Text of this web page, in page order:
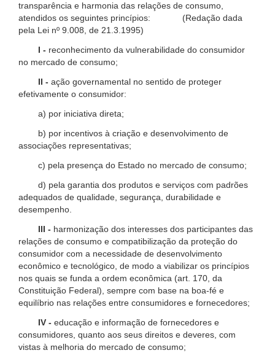
transparência e harmonia das relações de consumo,
atendidos os seguintes princípios: (Redação dada
pela Lei nº 9.008, de 21.3.1995)
I - reconhecimento da vulnerabilidade do consumidor
no mercado de consumo;
II - ação governamental no sentido de proteger
efetivamente o consumidor:
a) por iniciativa direta;
b) por incentivos à criação e desenvolvimento de
associações representativas;
c) pela presença do Estado no mercado de consumo;
d) pela garantia dos produtos e serviços com padrões
adequados de qualidade, segurança, durabilidade e
desempenho.
III - harmonização dos interesses dos participantes das
relações de consumo e compatibilização da proteção do
consumidor com a necessidade de desenvolvimento
econômico e tecnológico, de modo a viabilizar os princípios
nos quais se funda a ordem econômica (art. 170, da
Constituição Federal), sempre com base na boa-fé e
equilíbrio nas relações entre consumidores e fornecedores;
IV - educação e informação de fornecedores e
consumidores, quanto aos seus direitos e deveres, com
vistas à melhoria do mercado de consumo;